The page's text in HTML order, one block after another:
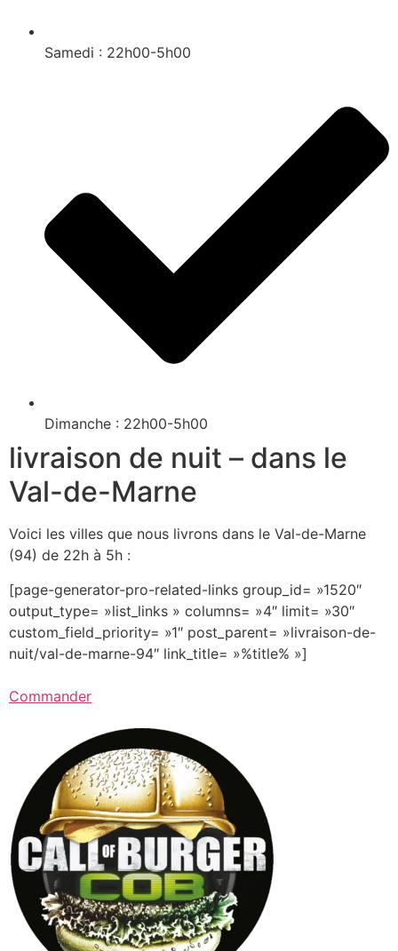
Samedi : 22h00-5h00
Dimanche : 22h00-5h00
livraison de nuit – dans le
Val-de-Marne
Voici les villes que nous livrons dans le Val-de-Marne
(94) de 22h à 5h :
[page-generator-pro-related-links group_id= »1520″
output_type= »list_links » columns= »4″ limit= »30″
custom_field_priority= »1″ post_parent= »livraison-de-
nuit/val-de-marne-94″ link_title= »%title% »]
Commander